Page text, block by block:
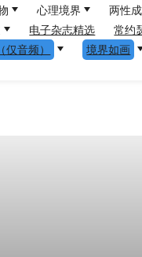
心理境界 两性
电子杂志精选 常约
仅音频） 境界如画